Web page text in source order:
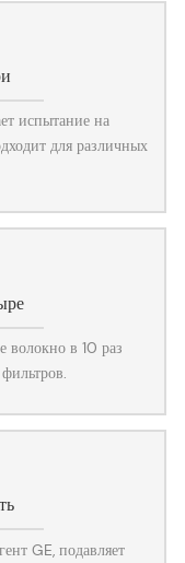
испытание на
для различных
волокно в 10 раз
GE, подавляет